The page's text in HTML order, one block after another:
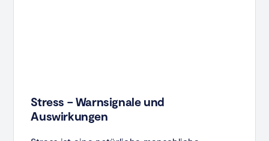
Stress – Warnsignale und
Auswirkungen